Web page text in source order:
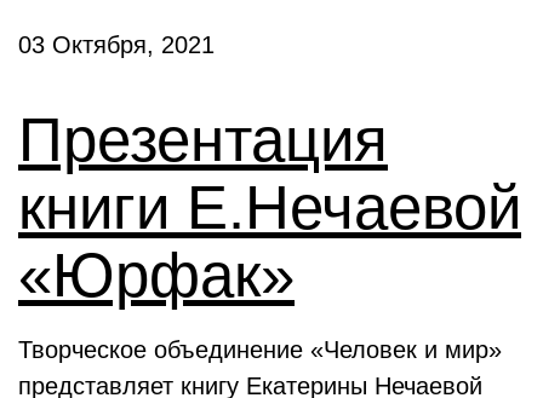
03 Октября, 2021
Презентация
книги Е.Нечаевой
«Юрфак»
Творческое объединение «Человек и мир»
представляет книгу Екатерины Нечаевой